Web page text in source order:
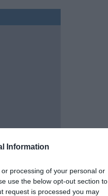
Information
processing of your personal or
use the below opt-out section to
request is processed you may